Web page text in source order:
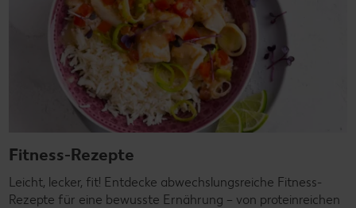
Fitness-Rezepte
Leicht, lecker, fit! Entdecke abwechslungsreiche Fitness-
Rezepte für eine bewusste Ernährung – von proteinreichen